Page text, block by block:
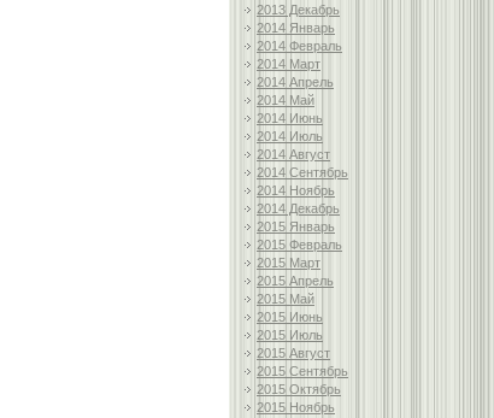
2013 Декабрь
2014 Январь
2014 Февраль
2014 Март
2014 Апрель
2014 Май
2014 Июнь
2014 Июль
2014 Август
2014 Сентябрь
2014 Ноябрь
2014 Декабрь
2015 Январь
2015 Февраль
2015 Март
2015 Апрель
2015 Май
2015 Июнь
2015 Июль
2015 Август
2015 Сентябрь
2015 Октябрь
2015 Ноябрь